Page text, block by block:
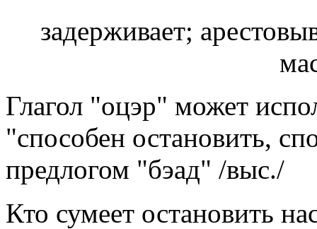
задерживает;
Глагол "оцэр" может
"способен остановить,
предлогом "бэад" /выс./
Кто сумеет остановить